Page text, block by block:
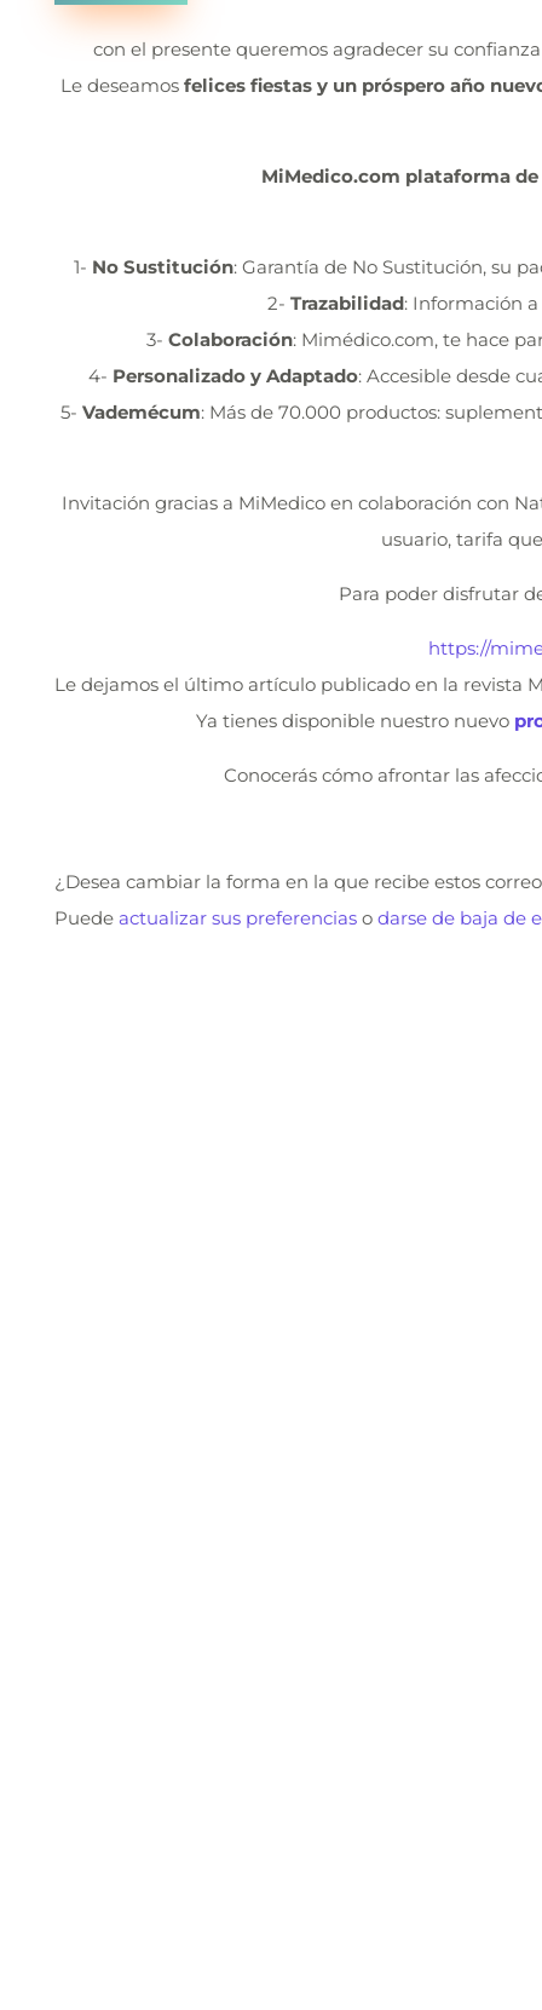
con el presente queremos agradecer su
Le deseamosfelices fiestas y un próspero año
MiMedico.com plataforma
1- No Sustitución: Garantía de No Sustitución, su
2-Trazabilidad: Información
3-Colaboración: Mimédico.com, te hace
4- Personalizado y Adaptado: Accesible desde
5-Vademécum: Más de 70.000 productos:
Invitación gracias a MiMedico en colaboración con
usuario, tarifa
Para poder disfrutar
https://
Le dejamos el último artículo publicado en la revista
Ya tienes disponible nuestro nuevo
Conocerás cómo afrontar las
¿Desea cambiar la forma en la que recibe estos
Puede actualizar sus preferenciaso darse de baja de